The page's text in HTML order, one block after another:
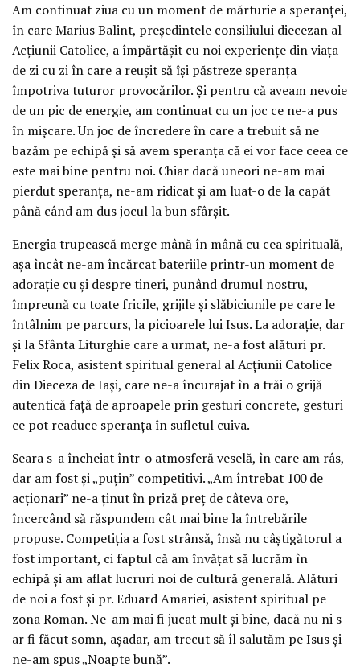
Am continuat ziua cu un moment de mărturie a speranței,
în care Marius Balint, președintele consiliului diecezan al
Acțiunii Catolice, a împărtășit cu noi experiențe din viața
de zi cu zi în care a reușit să își păstreze speranța
împotriva tuturor provocărilor. Și pentru că aveam nevoie
de un pic de energie, am continuat cu un joc ce ne-a pus
în mișcare. Un joc de încredere în care a trebuit să ne
bazăm pe echipă și să avem speranța că ei vor face ceea ce
este mai bine pentru noi. Chiar dacă uneori ne-am mai
pierdut speranța, ne-am ridicat și am luat-o de la capăt
până când am dus jocul la bun sfârșit.
Energia trupească merge mână în mână cu cea spirituală,
așa încât ne-am încărcat bateriile printr-un moment de
adorație cu și despre tineri, punând drumul nostru,
împreună cu toate fricile, grijile și slăbiciunile pe care le
întâlnim pe parcurs, la picioarele lui Isus. La adorație, dar
și la Sfânta Liturghie care a urmat, ne-a fost alături pr.
Felix Roca, asistent spiritual general al Acțiunii Catolice
din Dieceza de Iași, care ne-a încurajat în a trăi o grijă
autentică față de aproapele prin gesturi concrete, gesturi
ce pot readuce speranța în sufletul cuiva.
Seara s-a încheiat într-o atmosferă veselă, în care am râs,
dar am fost și „puțin” competitivi. „Am întrebat 100 de
acționari” ne-a ținut în priză preț de câteva ore,
încercând să răspundem cât mai bine la întrebările
propuse. Competiția a fost strânsă, însă nu câștigătorul a
fost important, ci faptul că am învățat să lucrăm în
echipă și am aflat lucruri noi de cultură generală. Alături
de noi a fost și pr. Eduard Amariei, asistent spiritual pe
zona Roman. Ne-am mai fi jucat mult și bine, dacă nu ni s-
ar fi făcut somn, așadar, am trecut să îl salutăm pe Isus și
ne-am spus „Noapte bună”.